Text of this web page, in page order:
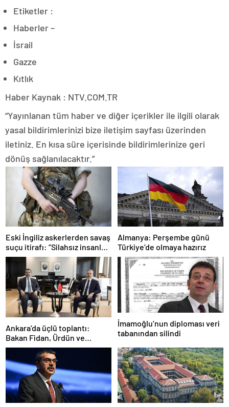
Etiketler :
Haberler –
İsrail
Gazze
Kıtlık
Haber Kaynak : NTV.COM.TR
“Yayınlanan tüm haber ve diğer içerikler ile ilgili olarak
yasal bildirimlerinizi bize iletişim sayfası üzerinden
iletiniz. En kısa süre içerisinde bildirimlerinize geri
dönüş sağlanılacaktır.”
Eski İngiliz askerlerden savaş
suçu itirafı: “Silahsız insanları
uykuda öldürdüler”
Almanya: Perşembe günü
Türkiye’de olmaya hazırız
Ankara’da üçlü toplantı:
Bakan Fidan, Ürdün ve
Suriyeli mevkidaşlarıyla
görüştü
İmamoğlu’nun diploması veri
tabanından silindi